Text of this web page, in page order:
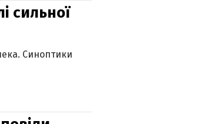
сильної
Синоптики